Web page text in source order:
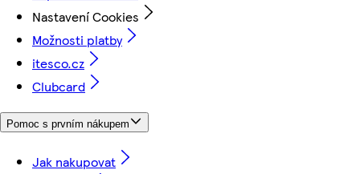
Nastavení Cookies
Možnosti platby
itesco.cz
Clubcard
Pomoc s prvním nákupem
Jak nakupovat